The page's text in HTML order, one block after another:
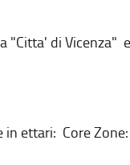
"Citta' di Vicenza"
in ettari: Core